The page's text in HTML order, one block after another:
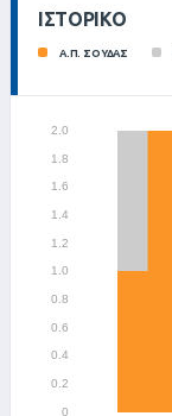
ΙΣΤΟΡΙΚΌ
Α.Π. ΣΟΥΔΑΣ